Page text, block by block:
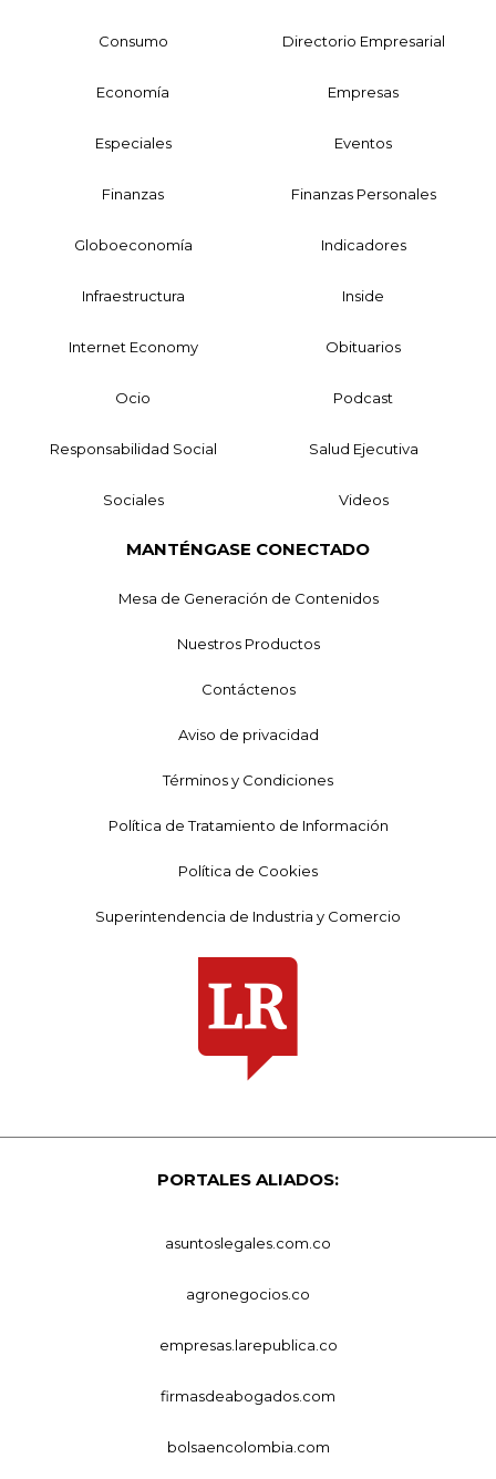
Consumo Directorio Empresarial
Economía Empresas
Especiales Eventos
Finanzas Finanzas Personales
Globoeconomía Indicadores
Infraestructura Inside
Internet Economy Obituarios
Ocio Podcast
Responsabilidad Social Salud Ejecutiva
Sociales Videos
MANTÉNGASE CONECTADO
Mesa de Generación de Contenidos
Nuestros Productos
Contáctenos
Aviso de privacidad
Términos y Condiciones
Política de Tratamiento de Información
Política de Cookies
Superintendencia de Industria y Comercio
PORTALES ALIADOS:
asuntoslegales.com.co
agronegocios.co
empresas.larepublica.co
firmasdeabogados.com
bolsaencolombia.com